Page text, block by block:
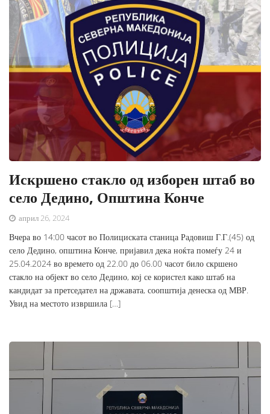
Искршено стакло од изборен штаб во
село Дедино, Општина Конче
април 26, 2024
Вчера во 14:00 часот во Полициската станица Радовиш Г.Г.(45) од
село Дедино, општина Конче, пријавил дека ноќта помеѓу 24 и
25.04.2024 во времето од 22.00 до 06.00 часот било скршено
стакло на објект во село Дедино, кој се користел како штаб на
кандидат за претседател на државата, соопштија денеска од МВР.
Увид на местото извршила […]